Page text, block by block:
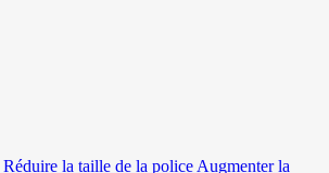
Réduire la taille de la police Augmenter la